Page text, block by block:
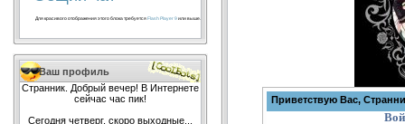
Для красивого отображения этого блока требуетсяFlash Player 9или выше.
Ваш профиль
Странник. Добрый вечер! В Интернете
сейчас час пик!
Сегодня четверг, скоро выходные...
Приветствую Вас,